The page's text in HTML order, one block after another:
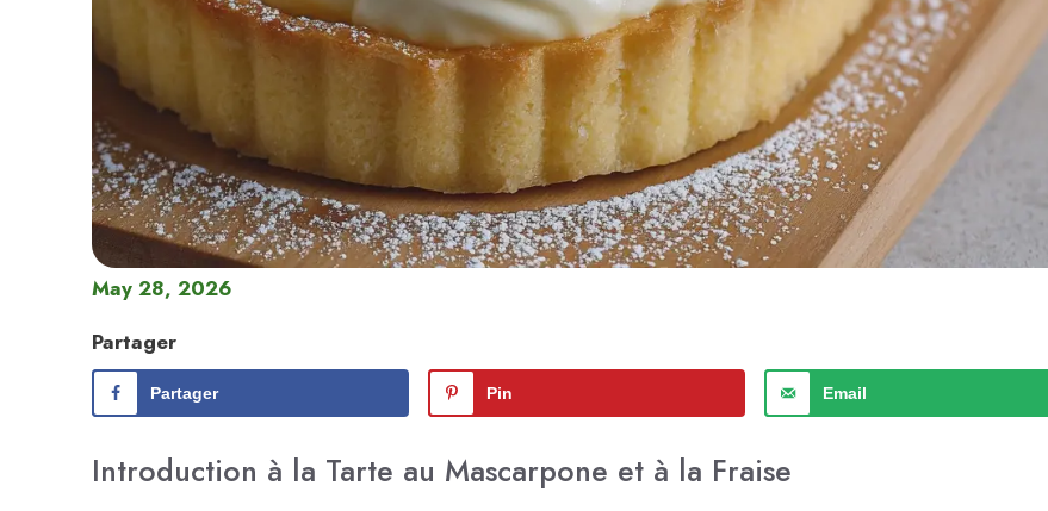
May 28, 2026
Partager
Partager Pin Email
Introduction à la Tarte au Mascarpone et à la Fraise